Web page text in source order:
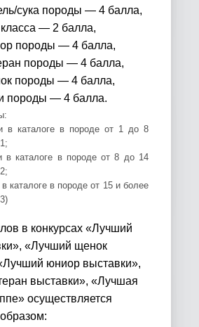
сука породы — 4 балла,
— 2 балла,
породы — 4 балла,
породы — 4 балла,
породы — 4 балла,
породы — 4 балла.
в каталоге в породе от 1 до 8
в каталоге в породе от 8 до 14
каталоге в породе от 15 и более
в конкурсах «Лучший
«Лучший щенок
юниор выставки»,
выставки», «Лучшая
осуществляется